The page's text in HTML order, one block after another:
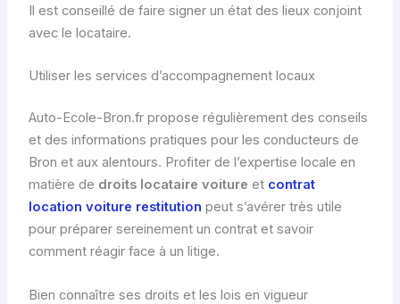
Il est conseillé de faire signer un état des lieux conjoint
avec le locataire.
Utiliser les services d’accompagnement locaux
Auto-Ecole-Bron.fr propose régulièrement des conseils
et des informations pratiques pour les conducteurs de
Bron et aux alentours. Profiter de l’expertise locale en
matière de droits locataire voiture et contrat
location voiture restitution peut s’avérer très utile
pour préparer sereinement un contrat et savoir
comment réagir face à un litige.
Bien connaître ses droits et les lois en vigueur